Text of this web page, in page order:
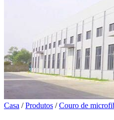
Casa /Produtos /Couro de